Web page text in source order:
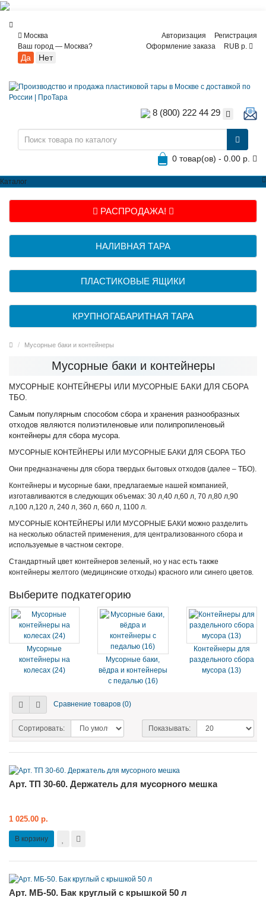
Москва
Ваш город — Москва?
Авторизация
Регистрация
Оформление заказа
RUB р.
8 (800) 222 44 29
0 товар(ов) - 0.00 р.
Каталог
РАСПРОДАЖА!
НАЛИВНАЯ ТАРА
ПЛАСТИКОВЫЕ ЯЩИКИ
КРУПНОГАБАРИТНАЯ ТАРА
Мусорные баки и контейнеры
Мусорные баки и контейнеры
МУСОРНЫЕ КОНТЕЙНЕРЫ ИЛИ МУСОРНЫЕ БАКИ ДЛЯ СБОРА
ТБО.
Самым популярным способом сбора и хранения разнообразных
отходов являются полиэтиленовые или полипропиленовый
контейнеры для сбора мусора.
МУСОРНЫЕ КОНТЕЙНЕРЫ ИЛИ МУСОРНЫЕ БАКИ ДЛЯ СБОРА ТБО
Они предназначены для сбора твердых бытовых отходов (далее – ТБО).
Контейнеры и мусорные баки, предлагаемые нашей компанией,
изготавливаются в следующих объемах: 30 л,40 л,60 л, 70 л,80 л,90
л,100 л,120 л, 240 л, 360 л, 660 л, 1100 л.
МУСОРНЫЕ КОНТЕЙНЕРЫ ИЛИ МУСОРНЫЕ БАКИ можно разделить
на несколько областей применения, для централизованного сбора и
используемые в частном секторе.
Стандартный цвет контейнеров зеленый, но у нас есть также
контейнеры желтого (медицинские отходы) красного или синего цветов.
Выберите подкатегорию
Мусорные
контейнеры на
колесах (24)
Мусорные баки,
вёдра и контейнеры
с педалью (16)
Контейнеры для
раздельного сбора
мусора (13)
Сравнение товаров (0)
Сортировать: Показывать:
Арт. ТП 30-60. Держатель для мусорного мешка
1 025.00 р.
В корзину
Арт. МБ-50. Бак круглый с крышкой 50 л